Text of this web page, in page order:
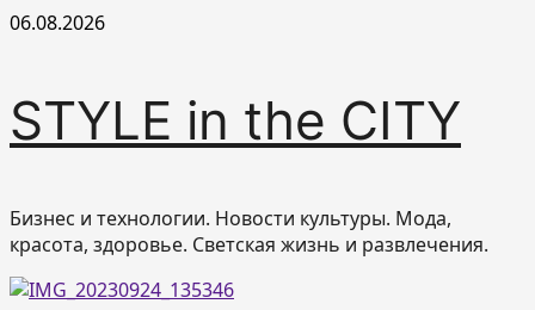
Перейти
06.08.2026
STYLE in the CITY
Бизнес и технологии. Новости культуры. Мода,
красота, здоровье. Светская жизнь и развлечения.